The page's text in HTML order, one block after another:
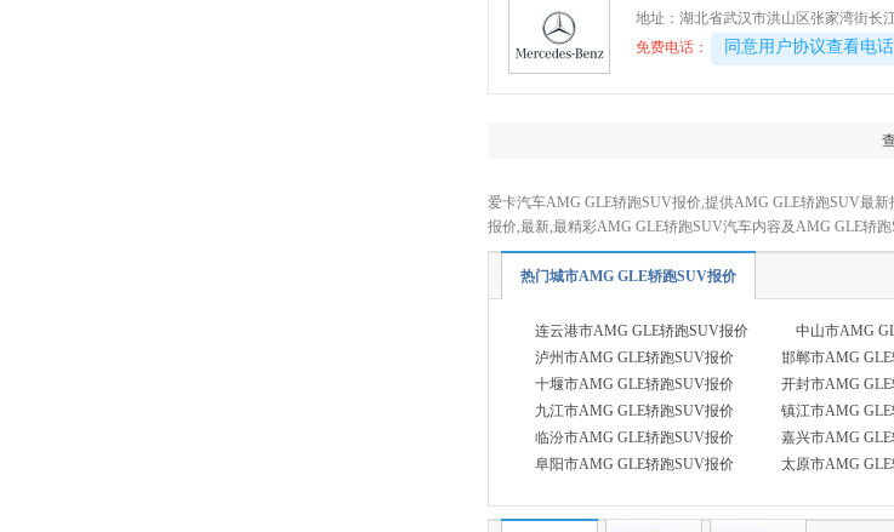
地址： 湖北省武汉市洪山区张家湾街长
免费电话：
4008194313-2395
同意用户协议查看电话
爱卡汽车AMG GLE轿跑SUV报价,提供AMG GLE轿跑SUV最
报价,最新,最精彩AMG GLE轿跑SUV汽车内容及AMG GLE轿
热门城市AMG GLE轿跑SUV报价
连云港市AMG GLE轿跑SUV报价 中山市AMG
泸州市AMG GLE轿跑SUV报价
邯郸市AMG
十堰市AMG GLE轿跑SUV报价
开封市AMG
九江市AMG GLE轿跑SUV报价
镇江市AMG
临汾市AMG GLE轿跑SUV报价
嘉兴市AMG
阜阳市AMG GLE轿跑SUV报价
太原市AMG